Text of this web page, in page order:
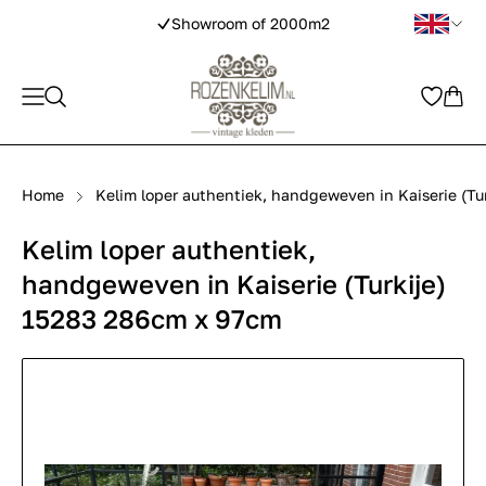
Showroom of 2000m2
Home Kelim loper authentiek, handgeweven in Kaiserie
Kelim loper authentiek,
handgeweven in Kaiserie (Turkije)
15283 286cm x 97cm